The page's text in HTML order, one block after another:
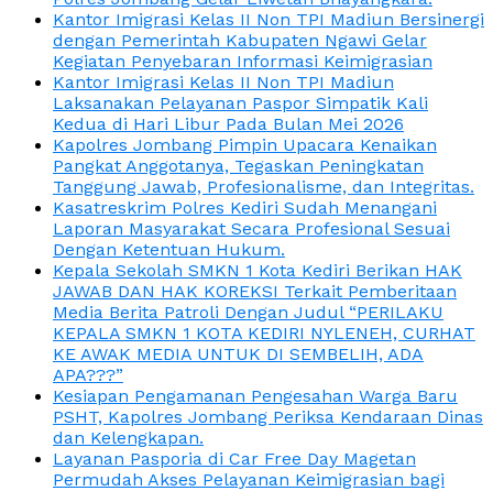
Kantor Imigrasi Kelas II Non TPI Madiun Bersinergi
dengan Pemerintah Kabupaten Ngawi Gelar
Kegiatan Penyebaran Informasi Keimigrasian
Kantor Imigrasi Kelas II Non TPI Madiun
Laksanakan Pelayanan Paspor Simpatik Kali
Kedua di Hari Libur Pada Bulan Mei 2026
Kapolres Jombang Pimpin Upacara Kenaikan
Pangkat Anggotanya, Tegaskan Peningkatan
Tanggung Jawab, Profesionalisme, dan Integritas.
Kasatreskrim Polres Kediri Sudah Menangani
Laporan Masyarakat Secara Profesional Sesuai
Dengan Ketentuan Hukum.
Kepala Sekolah SMKN 1 Kota Kediri Berikan HAK
JAWAB DAN HAK KOREKSI Terkait Pemberitaan
Media Berita Patroli Dengan Judul “PERILAKU
KEPALA SMKN 1 KOTA KEDIRI NYLENEH, CURHAT
KE AWAK MEDIA UNTUK DI SEMBELIH, ADA
APA???”
Kesiapan Pengamanan Pengesahan Warga Baru
PSHT, Kapolres Jombang Periksa Kendaraan Dinas
dan Kelengkapan.
Layanan Pasporia di Car Free Day Magetan
Permudah Akses Pelayanan Keimigrasian bagi